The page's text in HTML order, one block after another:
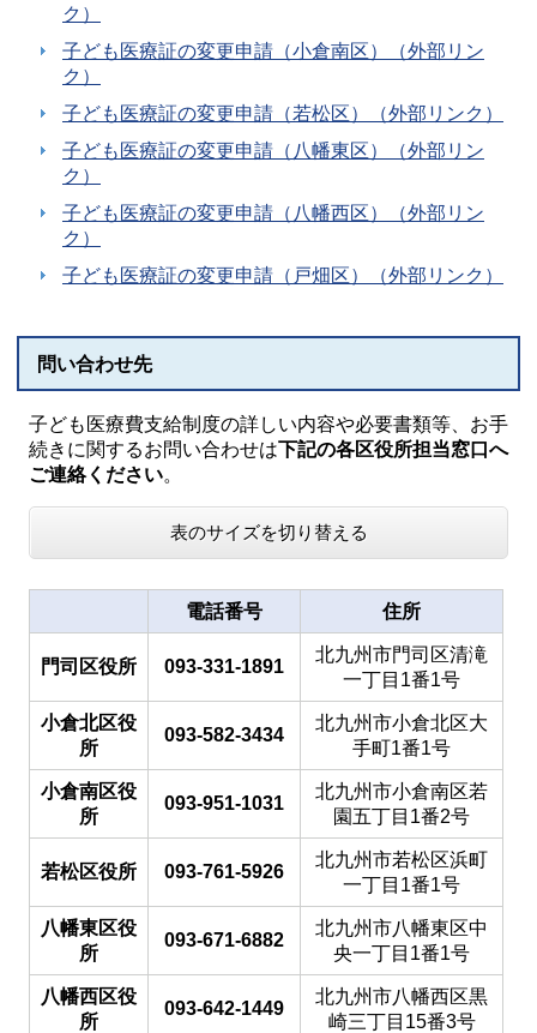
ク）
子ども医療証の変更申請（小倉南区）（外部リン
ク）
子ども医療証の変更申請（若松区）（外部リンク）
子ども医療証の変更申請（八幡東区）（外部リン
ク）
子ども医療証の変更申請（八幡西区）（外部リン
ク）
子ども医療証の変更申請（戸畑区）（外部リンク）
問い合わせ先
子ども医療費支給制度の詳しい内容や必要書類等、お手
続きに関するお問い合わせは下記の各区役所担当窓口へ
ご連絡ください。
表のサイズを切り替える
電話番号 住所
門司区役所 093-331-1891
北九州市門司区清滝
一丁目1番1号
小倉北区役
所
093-582-3434
北九州市小倉北区大
手町1番1号
小倉南区役
所
093-951-1031
北九州市小倉南区若
園五丁目1番2号
若松区役所 093-761-5926
北九州市若松区浜町
一丁目1番1号
八幡東区役
所
093-671-6882
北九州市八幡東区中
央一丁目1番1号
八幡西区役
所
093-642-1449
北九州市八幡西区黒
崎三丁目15番3号